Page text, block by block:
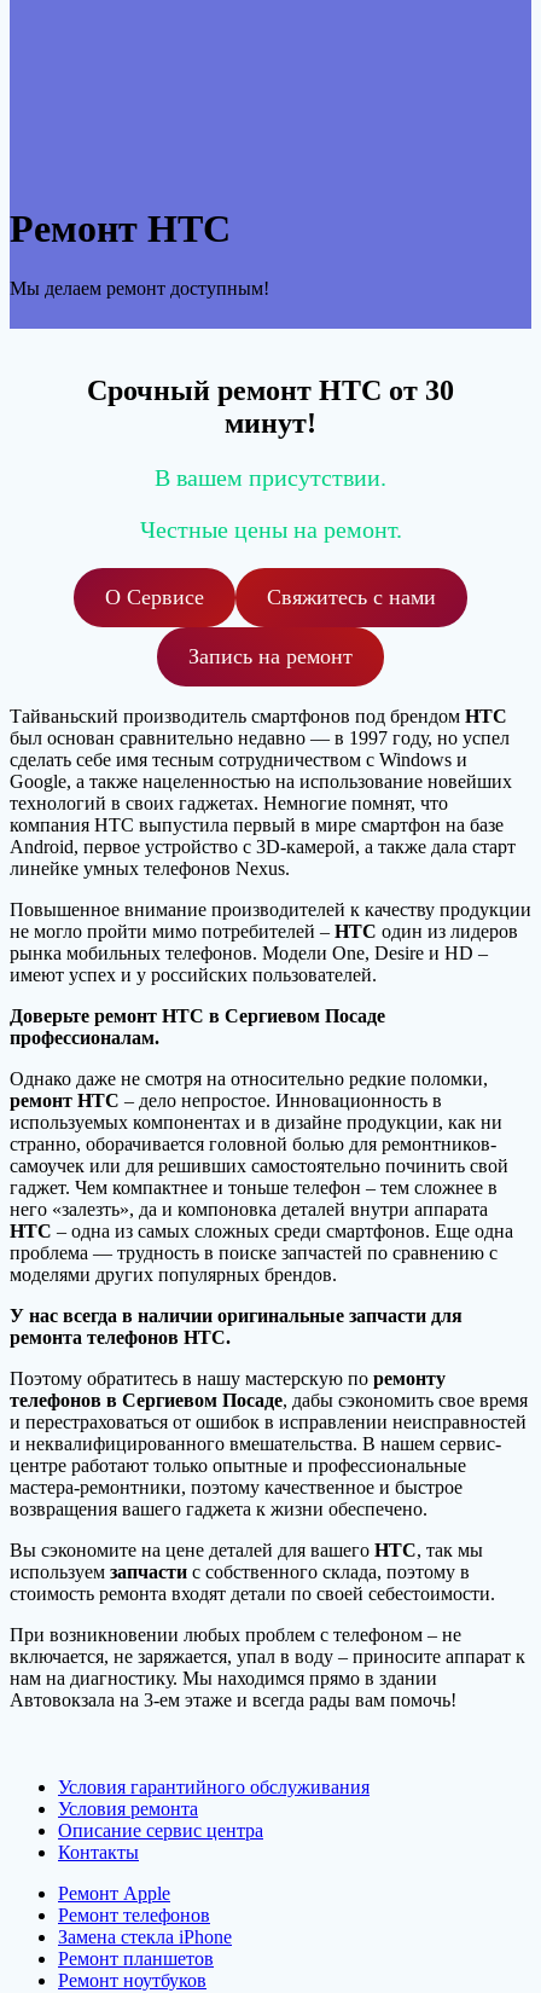
Ремонт HTC
Мы делаем ремонт доступным!
Срочный ремонт HTC от 30
минут!
В вашем присутствии.
Честные цены на ремонт.
О Сервисе Свяжитесь с нами
Запись на ремонт
Тайваньский производитель смартфонов под брендом HTC
был основан сравнительно недавно — в 1997 году, но успел
сделать себе имя тесным сотрудничеством с Windows и
Google, а также нацеленностью на использование новейших
технологий в своих гаджетах. Немногие помнят, что
компания HTC выпустила первый в мире смартфон на базе
Android, первое устройство с 3D-камерой, а также дала старт
линейке умных телефонов Nexus.
Повышенное внимание производителей к качеству продукции
не могло пройти мимо потребителей – HTC один из лидеров
рынка мобильных телефонов. Модели One, Desire и HD –
имеют успех и у российских пользователей.
Доверьте ремонт HTC в Сергиевом Посаде
профессионалам.
Однако даже не смотря на относительно редкие поломки,
ремонт HTC – дело непростое. Инновационность в
используемых компонентах и в дизайне продукции, как ни
странно, оборачивается головной болью для ремонтников-
самоучек или для решивших самостоятельно починить свой
гаджет. Чем компактнее и тоньше телефон – тем сложнее в
него «залезть», да и компоновка деталей внутри аппарата
HTC – одна из самых сложных среди смартфонов. Еще одна
проблема — трудность в поиске запчастей по сравнению с
моделями других популярных брендов.
У нас всегда в наличии оригинальные запчасти для
ремонта телефонов HTC.
Поэтому обратитесь в нашу мастерскую по ремонту
телефонов в Сергиевом Посаде, дабы сэкономить свое время
и перестраховаться от ошибок в исправлении неисправностей
и неквалифицированного вмешательства. В нашем сервис-
центре работают только опытные и профессиональные
мастера-ремонтники, поэтому качественное и быстрое
возвращения вашего гаджета к жизни обеспечено.
Вы сэкономите на цене деталей для вашего HTC, так мы
используем запчасти с собственного склада, поэтому в
стоимость ремонта входят детали по своей себестоимости.
При возникновении любых проблем с телефоном – не
включается, не заряжается, упал в воду – приносите аппарат к
нам на диагностику. Мы находимся прямо в здании
Автовокзала на 3-ем этаже и всегда рады вам помочь!
Условия гарантийного обслуживания
Условия ремонта
Описание сервис центра
Контакты
Ремонт Apple
Ремонт телефонов
Замена стекла iPhone
Ремонт планшетов
Ремонт ноутбуков